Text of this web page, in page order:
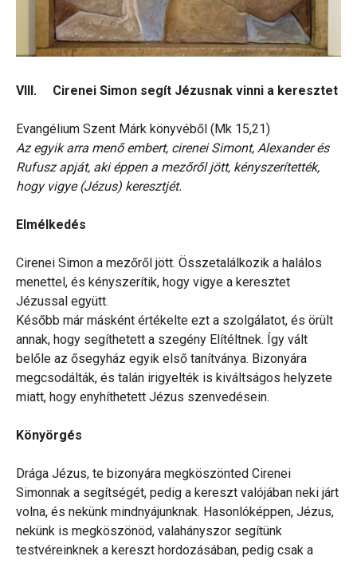
VIII. Cirenei Simon segít Jézusnak vinni a keresztet
Evangélium Szent Márk könyvéből (Mk 15,21)
Az egyik arra menő embert, cirenei Simont, Alexander és
Rufusz apját, aki éppen a mezőről jött, kényszerítették,
hogy vigye (Jézus) keresztjét.
Elmélkedés
Cirenei Simon a mezőről jött. Összetalálkozik a halálos
menettel, és kényszerítik, hogy vigye a keresztet
Jézussal együtt.
Később már másként értékelte ezt a szolgálatot, és örült
annak, hogy segíthetett a szegény Elítéltnek. Így vált
belőle az ősegyház egyik első tanítványa. Bizonyára
megcsodálták, és talán irigyelték is kiváltságos helyzete
miatt, hogy enyhíthetett Jézus szenvedésein.
Könyörgés
Drága Jézus, te bizonyára megköszönted Cirenei
Simonnak a segítségét, pedig a kereszt valójában neki járt
volna, és nekünk mindnyájunknak. Hasonlóképpen, Jézus,
nekünk is megköszönöd, valahányszor segítünk
testvéreinknek a kereszt hordozásában, pedig csak a